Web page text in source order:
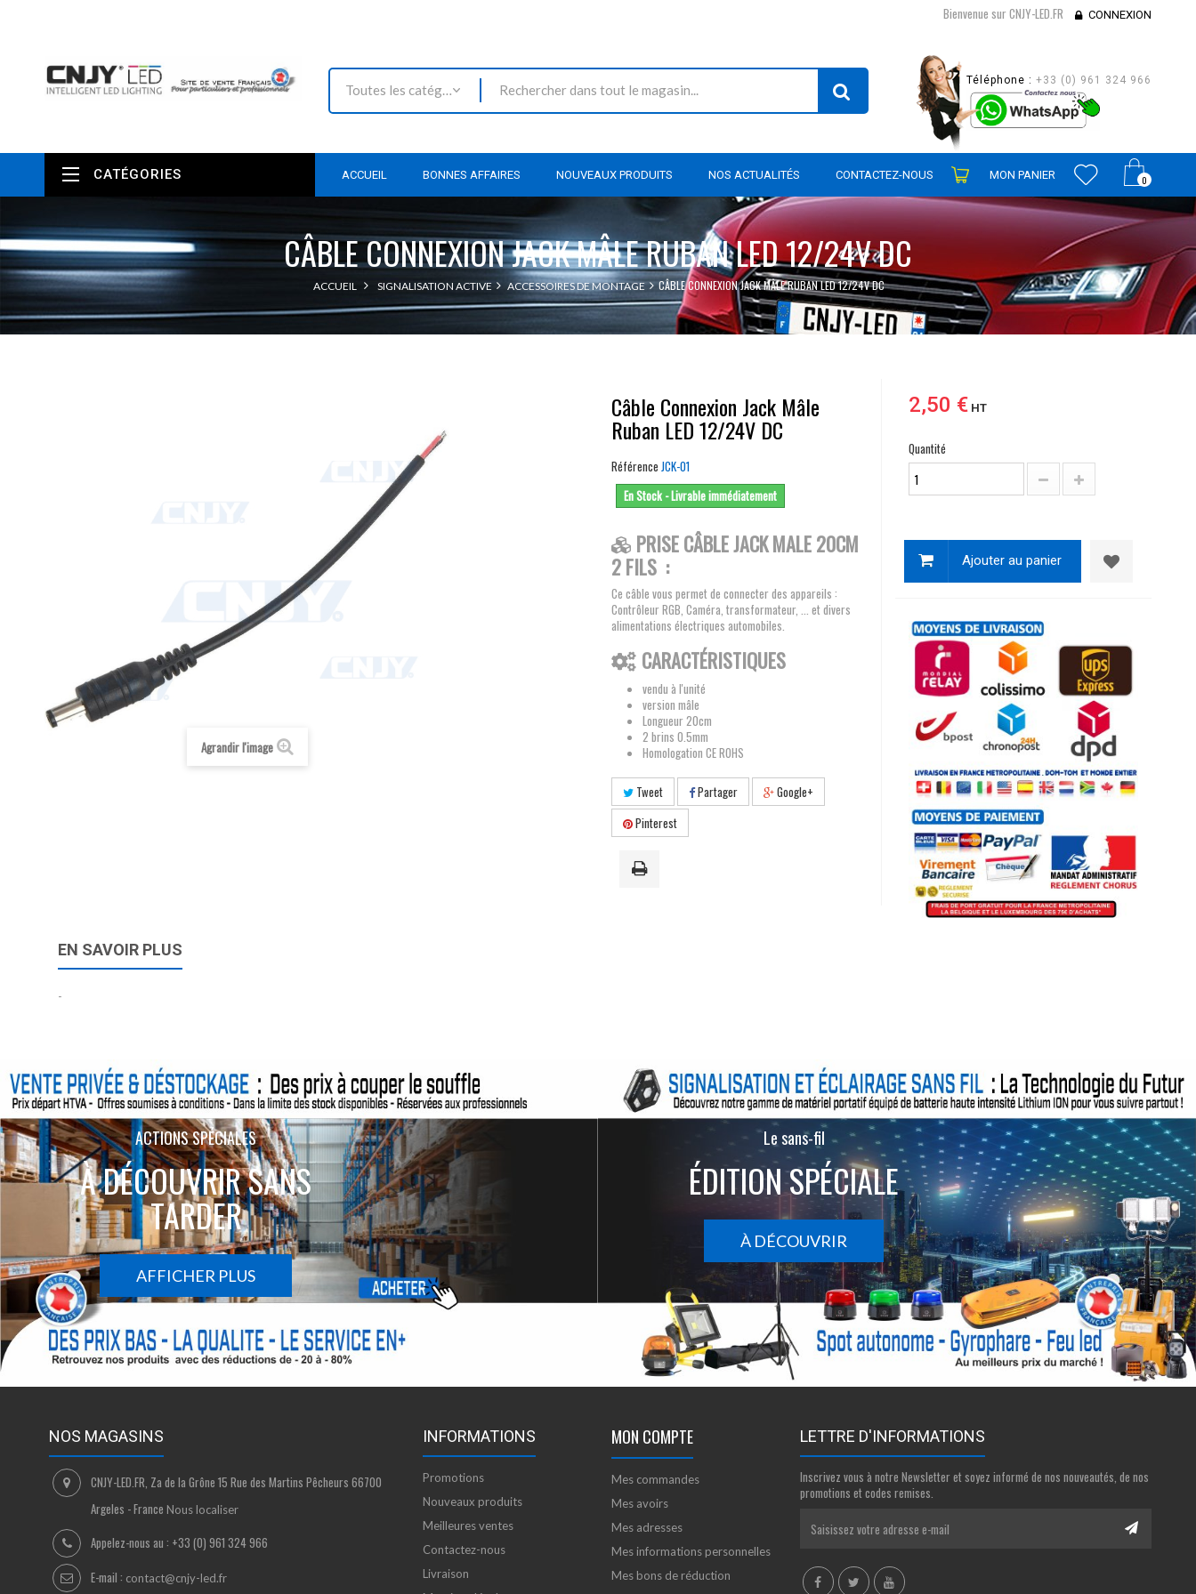
Bienvenue sur CNJY-LED.FR CONNEXION
Toutes les catégories
Téléphone : +33 (0) 961 324 966
0
ACCUEIL BONNES AFFAIRES NOUVEAUX PRODUITS NOS ACTUALITÉS CONTACTEZ-NOUS MON PANIER
CATÉGORIES
CÂBLE CONNEXION JACK MÂLE RUBAN LED 12/24V DC
ACCUEIL SIGNALISATION ACTIVE ACCESSOIRES DE MONTAGE CÂBLE CONNEXION JACK MÂLE RUBAN LED 12/24V DC
Agrandir l'image
Câble Connexion Jack Mâle
Ruban LED 12/24V DC
Référence JCK-01
En Stock - Livrable immédiatement
PRISE CÂBLE JACK MALE 20CM
2 FILS :
Ce câble vous permet de connecter des appareils :
Contrôleur RGB, Caméra, transformateur, ... et divers
alimentations électriques automobiles.
CARACTÉRISTIQUES
vendu à l'unité
version mâle
Longueur 20cm
2 brins 0.5mm
Homologation CE ROHS
Tweet Partager
Google+
Pinterest
2,50 €HT
Quantité
Ajouter au panier
EN SAVOIR PLUS
-
ACTIONS SPÉCIALES
À DÉCOUVRIR SANS
TARDER
AFFICHER PLUS
Le sans-fil
ÉDITION SPÉCIALE
À DÉCOUVRIR
NOS MAGASINS
CNJY-LED.FR, Za de la Grône 15 Rue des Martins Pêcheurs 66700
Argeles - France Nous localiser
Appelez-nous au : +33 (0) 961 324 966
E-mail : contact@cnjy-led.fr
INFORMATIONS
Promotions
Nouveaux produits
Meilleures ventes
Contactez-nous
Livraison
MON COMPTE
Mes commandes
Mes avoirs
Mes adresses
Mes informations personnelles
Mes bons de réduction
LETTRE D'INFORMATIONS
Inscrivez vous à notre Newsletter et soyez informé de nos nouveautés, de nos
promotions et codes remises.